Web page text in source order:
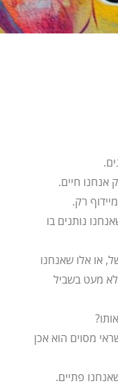
אנחנו חיים.
רק.
נותנים בו
או אלו שאנחנו
מעט בשביל
מסוים הוא אכן
פתיים.